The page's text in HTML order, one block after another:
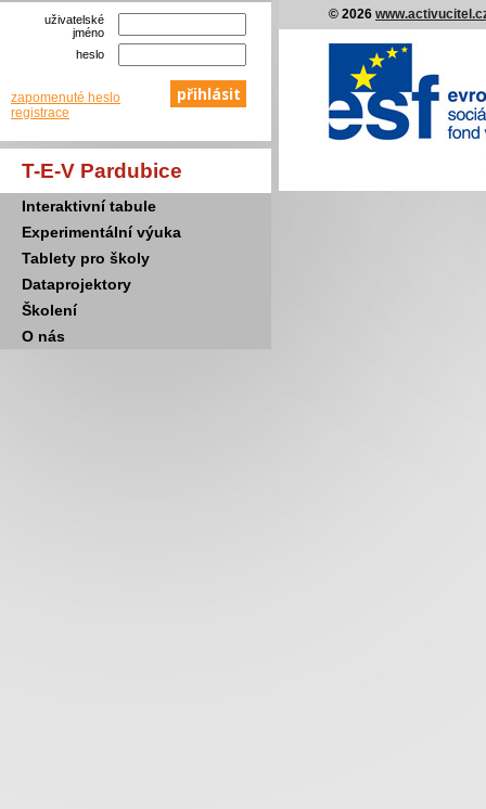
uživatelské
jméno
heslo
zapomenuté heslo
registrace
T-E-V Pardubice
Interaktivní tabule
Experimentální výuka
Tablety pro školy
Dataprojektory
Školení
O nás
© 2026